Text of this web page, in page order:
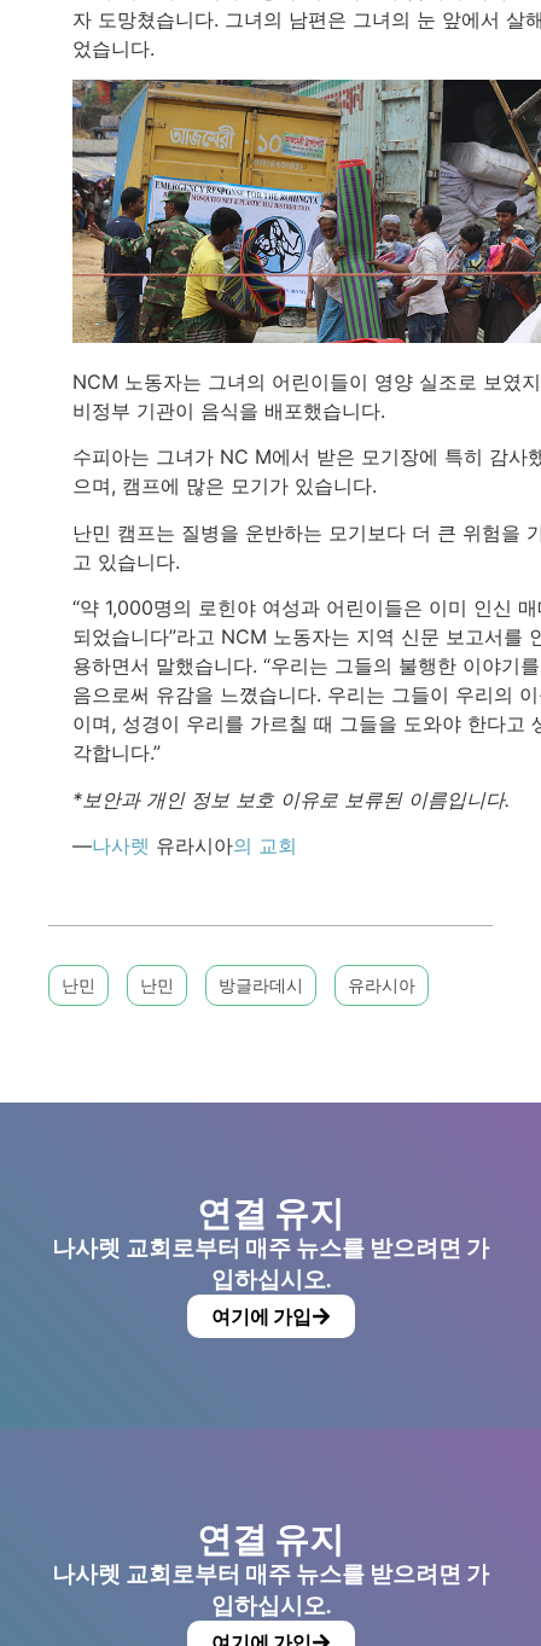
자 도망쳤습니다. 그녀의 남편은 그녀의 눈 앞에서 살
었습니다.
NCM 노동자는 그녀의 어린이들이 영양 실조로 보였
비정부 기관이 음식을 배포했습니다.
수피아는 그녀가 NC M에서 받은 모기장에 특히 감사
으며, 캠프에 많은 모기가 있습니다.
난민 캠프는 질병을 운반하는 모기보다 더 큰 위험을
고 있습니다.
“약 1,000명의 로힌야 여성과 어린이들은 이미 인신
되었습니다”라고 NCM 노동자는 지역 신문 보고서를
용하면서 말했습니다. “우리는 그들의 불행한 이야기
음으로써 유감을 느꼈습니다. 우리는 그들이 우리의
이며, 성경이 우리를 가르칠 때 그들을 도와야 한다고
각합니다.”
*보안과 개인 정보 보호 이유로 보류된 이름입니다.
—나사렛 유라시아의 교회
난민 난민 방글라데시 유라시아
연결 유지
나사렛 교회로부터 매주 뉴스를 받으려면 가
입하십시오.
여기에 가입
연결 유지
나사렛 교회로부터 매주 뉴스를 받으려면 가
입하십시오.